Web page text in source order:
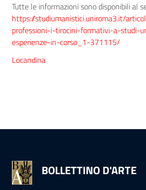
Tutte le informazioni sono disponibili al
https://studiumanistici.uniroma3.it/
professioni-i-tirocini-formativi-a-studi-
esperienze-in-corso_1-371115/
Locandina
BOLLETTINO D'ARTE